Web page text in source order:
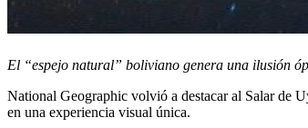
El “espejo natural” boliviano genera una ilusión
National Geographic volvió a destacar al Salar de
en una experiencia visual única.